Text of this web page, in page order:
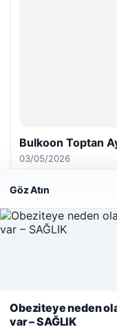
Bulkoon Toptan
03/05/2026
Web sitemizi nasıl
kullanıyoruz.Çerez
Göz Atın
Obeziteye neden
var – SAĞLIK